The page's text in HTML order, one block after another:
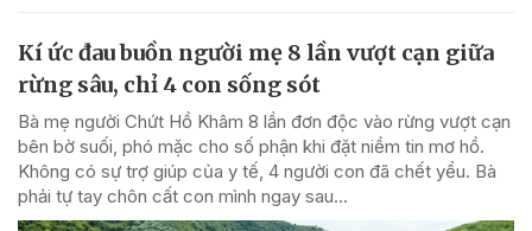
Kí ức đau buồn người mẹ 8 lần vượt cạn giữa
rừng sâu, chỉ 4 con sống sót
Bà mẹ người Chứt Hồ Khâm 8 lần đơn độc vào rừng vượt cạn
bên bờ suối, phó mặc cho số phận khi đặt niềm tin mơ hồ.
Không có sự trợ giúp của y tế, 4 người con đã chết yểu. Bà
phải tự tay chôn cất con mình ngay sau...